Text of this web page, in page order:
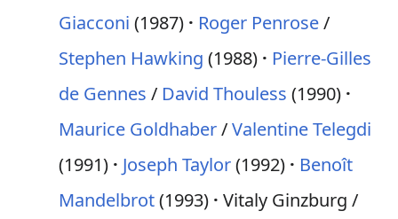
Giacconi (1987) Roger Penrose/
Stephen Hawking (1988)
Pierre-Gilles
de Gennes / David Thouless (1990)
Maurice Goldhaber/Valentine Telegdi
(1991)
Joseph Taylor(1992)
Benoît
Mandelbrot(1993) Vitaly Ginzburg /